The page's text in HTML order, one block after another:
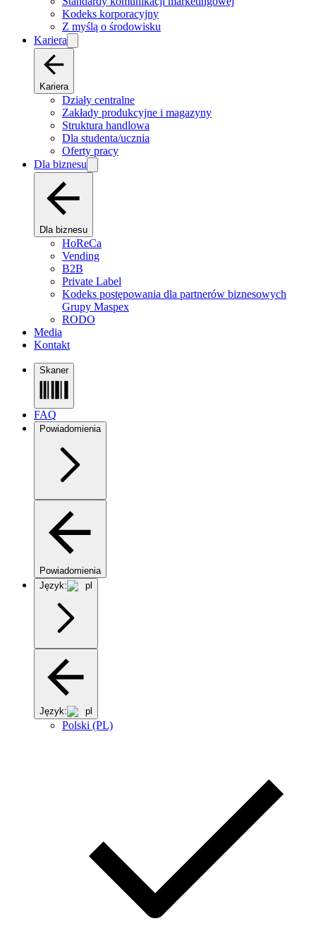
Kodeks korporacyjny
Z myślą o środowisku
Kariera
Kariera
Działy centralne
Zakłady produkcyjne i magazyny
Struktura handlowa
Dla studenta/ucznia
Oferty pracy
Dla biznesu
Dla biznesu
HoReCa
Vending
B2B
Private Label
Kodeks postępowania dla partnerów biznesowych
Grupy Maspex
RODO
Media
Kontakt
Skaner
FAQ
Powiadomienia
Powiadomienia
Język:
pl
Język: pl
Polski (PL)